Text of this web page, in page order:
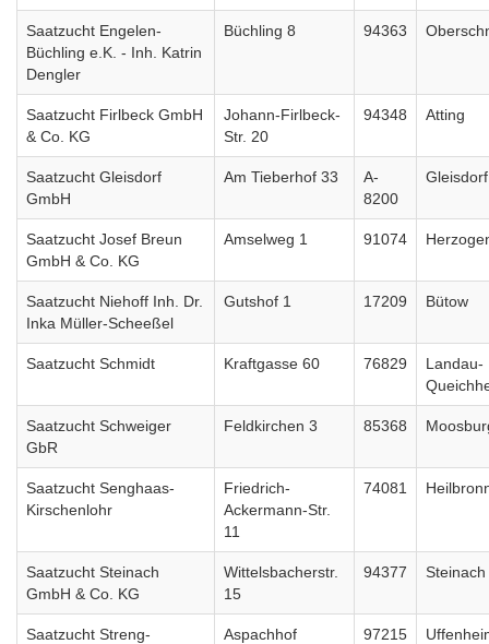
Saatzucht Engelen-
Büchling e.K. - Inh. Katrin
Dengler
Büchling 8 94363
Saatzucht Firlbeck GmbH
& Co. KG
Johann-Firlbeck-
Str. 20
94348 Atting
Saatzucht Gleisdorf
GmbH
Am Tieberhof 33
A-
8200
Gleisdorf
Saatzucht Josef Breun
GmbH & Co. KG
Amselweg 1 91074
Saatzucht Niehoff Inh. Dr.
Inka Müller-Scheeßel
Gutshof 1 17209 Bütow
Saatzucht Schmidt Kraftgasse 60 76829
Landau-
Saatzucht Schweiger
GbR
Feldkirchen 3 85368
Saatzucht Senghaas-
Kirschenlohr
Friedrich-
Ackermann-Str.
11
74081
Saatzucht Steinach
GmbH & Co. KG
Wittelsbacherstr.
15
94377 Steinach
Saatzucht Streng-
Aspachhof 97215